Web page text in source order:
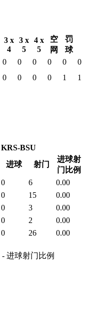
3 x
4
3 x
5
4 x
5
空
网
罚
球
0 0 0 0 0
0
0 0 0 0 1
1
KRS-BSU
进球 射门
进球射
门比例
0 6
0.00
0 15
0.00
0 3
0.00
0 2
0.00
0 26
0.00
- 进球射门比例